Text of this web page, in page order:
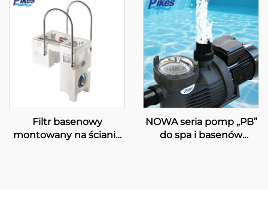
Filtr basenowy
montowany na ścianie
NOWA seria pomp „PB”
do spa i basenów